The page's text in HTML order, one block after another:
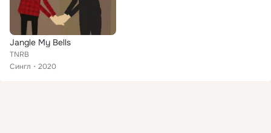
Jangle My Bells
TNRB
Сингл
2020